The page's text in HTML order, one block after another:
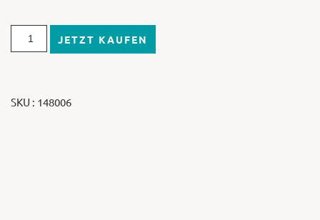
JETZT KAUFEN
SKU : 148006